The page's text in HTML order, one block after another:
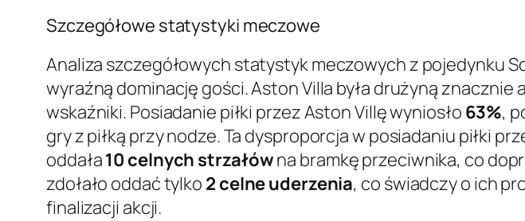
Szczegółowe statystyki meczowe
Analiza szczegółowych statystyk meczowych z pojedynku
wyraźną dominację gości. Aston Villa była drużyną
wskaźniki. Posiadanie piłki przez Aston Villę wyniosło 63%,
gry z piłką przy nodze. Ta dysproporcja w posiadaniu piłki
oddała10 celnych strzałówna bramkę przeciwnika, co
zdołało oddać tylko 2 celne uderzenia, co świadczy o ich
finalizacji akcji.